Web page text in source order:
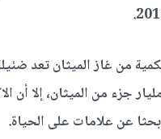
من غاز الميثان تعد
جزء من مليار جزء من الميثان،
بحثا عن علامات على الحياة.